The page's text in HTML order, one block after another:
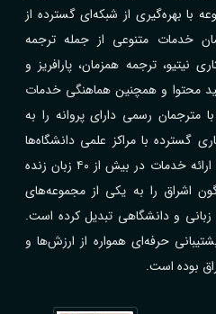
با بهره‌گیری از شبکه‌ای گسترده از
خدمات متنوعی از جمله ترجمه
ترجمه همزمان، پارافریز و
محتوا و همچنین هماهنگی خدمات
رسمی دارای پروانه را به
گسترده با مراکز علمی دانشگاه‌ها
شرکت‌ها و سازمان‌های مختلف و ارائه خدمات در بیش از ۴۰ زبان زنده
اشراق را به یکی از مجموعه‌های
و دانشگاهی تبدیل کرده است.
حرفه‌ای همواره از ارزش‌ها و
بوده است.